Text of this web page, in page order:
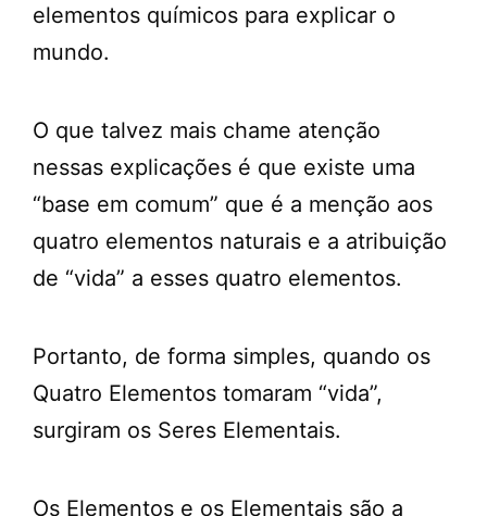
elementos químicos para explicar o
mundo.
O que talvez mais chame atenção
nessas explicações é que existe uma
“base em comum” que é a menção aos
quatro elementos naturais e a atribuição
de “vida” a esses quatro elementos.
Portanto, de forma simples, quando os
Quatro Elementos tomaram “vida”,
surgiram os Seres Elementais.
Os Elementos e os Elementais são a